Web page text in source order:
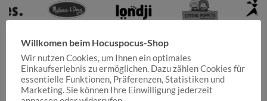
Willkomen beim Hocuspocus-Shop
Wir nutzen Cookies, um Ihnen ein optimales
Einkaufserlebnis zu ermöglichen. Dazu zählen Cookies für
essentielle Funktionen, Präferenzen, Statistiken und
Marketing. Sie können Ihre Einwilligung jederzeit